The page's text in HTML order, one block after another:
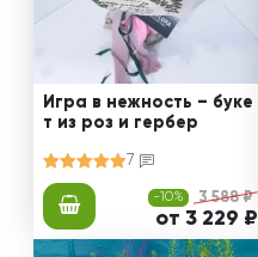
Игра в нежность – буке
т из роз и гербер
7
-10% 3 588 ₽
от 3 229 ₽